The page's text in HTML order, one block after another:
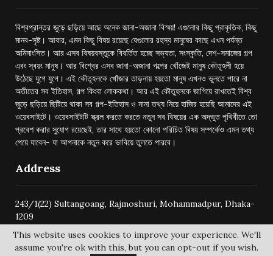
বিশ্বপ্রান্তর জুড়ে ছড়িয়ে আছে অনেক জানা-অজানা বিস্ময়! এগুলোর কিছু প্রাকৃতিক, কিছু
মানব-সৃষ্ট। আবার, এমন কিছু বিষয় রয়েছে যেগুলোর রহস্য মানুষের কাছে এখন পর্যন্ত
অমিমাংসিত। আর এসব বিষয়বস্তুকে বিবর্তিত হচ্ছে সভ্যতা, সংস্কৃতি, দেশ-সমাজের গল্প
এবং স্বয়ং মানুষ। আর বিশ্বের এসব জানা-অজানা গল্পের খোঁজেই মানুষ কৌতূহলী হয়ে
উঠেছে যুগে যুগে। এই কৌতূহলকে খোঁজার তাড়নায় হয়তো মানুষ এখনও ভুলতে পারে না
অতীতের সব ইতিহাস, গল্প কিংবা লোককথা। আর এই কৌতুহলকে জাগিয়ে রাখতেই বিশ্ব
জুড়ে ছড়িয়ে ছিটিয়ে থাকা সব গল্প-ইতিহাস ও নানা তথ্য নিয়ে হাজির হয়েছি আমাদের এই
ওয়েবসাইটে। ওয়েবসাইটটি স্ক্রল করতে করতে নতুন সব বিষয়ের এক অদ্ভুত পৃথিবীতে তো
প্রবেশ করার সুযোগ রয়েছেই, তার সাথে হয়তো কোনো পরিচিত বিষয় সম্পর্কেও এমন তথ্য
পেয়ে যাবেন- যা আপনাকে নতুন করে ভাবিয়ে তুলতে পারবে।
Address
243/1(22) Sultangoang, Rajmoshuri, Mohammadpur, Dhaka-
1209
This website uses cookies to improve your experience. We'll
assume you're ok with this, but you can opt-out if you wish.